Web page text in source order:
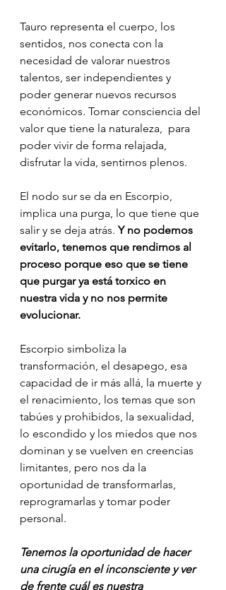
Tauro representa el cuerpo, los
sentidos, nos conecta con la
necesidad de valorar nuestros
talentos, ser independientes y
poder generar nuevos recursos
económicos. Tomar consciencia del
valor que tiene la naturaleza,  para
poder vivir de forma relajada,
disfrutar la vida, sentirnos plenos.
El nodo sur se da en Escorpio,
implica una purga, lo que tiene que
salir y se deja atrás. Y no podemos
evitarlo, tenemos que rendirnos al
proceso porque eso que se tiene
que purgar ya está torxico en
nuestra vida y no nos permite
evolucionar.
Escorpio simboliza la
transformación, el desapego, esa
capacidad de ir más allá, la muerte y
el renacimiento, los temas que son
tabúes y prohibidos, la sexualidad,
lo escondido y los miedos que nos
dominan y se vuelven en creencias
limitantes, pero nos da la
oportunidad de transformarlas,
reprogramarlas y tomar poder
personal.
Tenemos la oportunidad de hacer
una cirugía en el inconsciente y ver
de frente cuál es nuestra